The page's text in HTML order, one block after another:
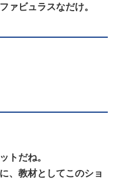
ァビュラスなだけ。
トだね。
、教材としてこのショ